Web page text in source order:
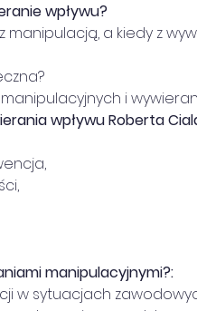
wpływu?
a kiedy z
i
wpływu Roberta
manipulacyjnymi?:
w sytuacjach